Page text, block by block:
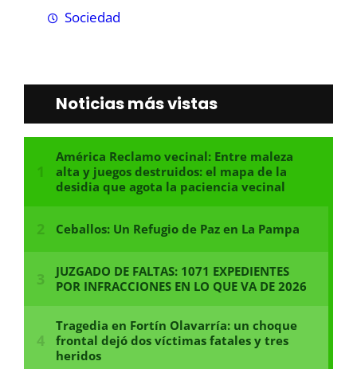
Sociedad
Noticias más vistas